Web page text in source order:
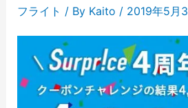
フライト / By Kaito / 2019年5月